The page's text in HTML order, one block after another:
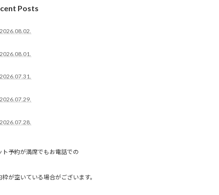
Posts
2026.08.02.
2026.08.01.
2026.07.31.
2026.07.29.
2026.07.28.
ト予約が満席でもお電話での
枠が空いている場合がございます。